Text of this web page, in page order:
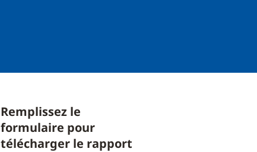
Remplissez le
formulaire pour
télécharger le rapport